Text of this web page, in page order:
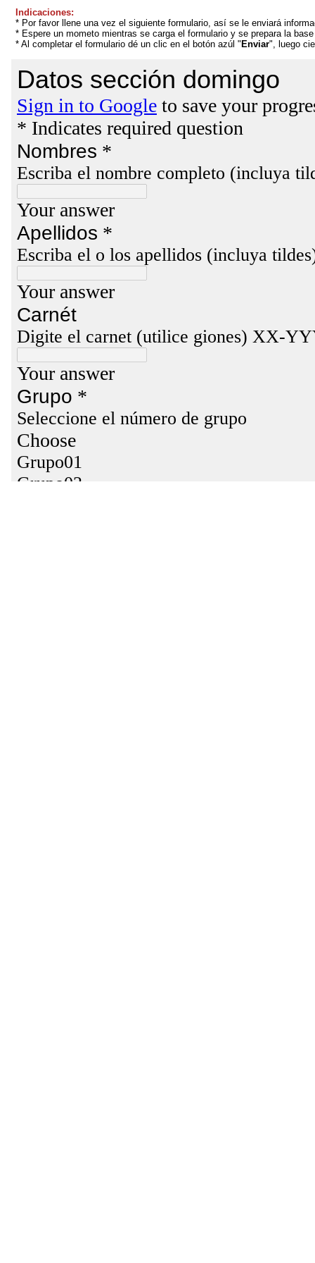
Indicaciones:
* Por favor llene una vez el siguiente formulario, así se le enviará
* Espere un mometo mientras se carga el formulario y se prepara la
* Al completar el formulario dé un clic en el botón azúl " Enviar", luego